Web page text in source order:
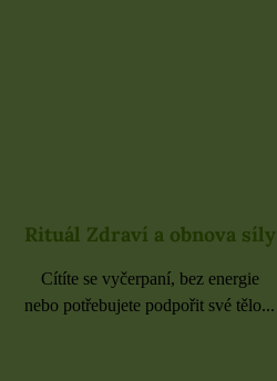
Rituál Zdraví a obnova síly
Cítíte se vyčerpaní, bez energie
nebo potřebujete podpořit své tělo...